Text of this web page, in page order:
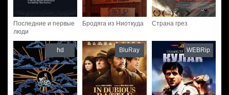
Последние и первые
люди
Бродяга из Ниоткуда Страна грез
hd BluRay WEBRip